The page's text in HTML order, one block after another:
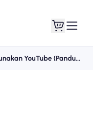
Berapa Banyak Data yang Digunakan YouTube (Panduan Anda untuk Video, Shorts & Musik)